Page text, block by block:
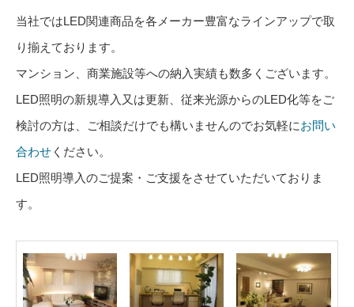
当社ではLED関連商品を各メーカー豊富なラインアップで取
り揃えております。
マンション、商業施設等への納入実績も数多くございます。
LED照明の新規導入又は更新、従来光源からのLED化等をご
検討の方は、ご相談だけでも構いませんのでお気軽にお問い
合わせ ください。
LED照明導入のご提案・ご支援をさせていただいておりま
す。